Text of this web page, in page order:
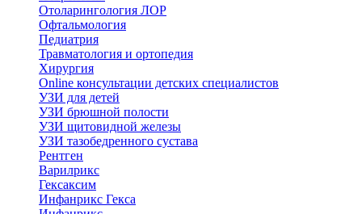
Отоларингология ЛОР
Офтальмология
Педиатрия
Травматология и ортопедия
Хирургия
Online консультации детских специалистов
УЗИ для детей
УЗИ брюшной полости
УЗИ щитовидной железы
УЗИ тазобедренного сустава
Рентген
Варилрикс
Гексаксим
Инфанрикс Гекса